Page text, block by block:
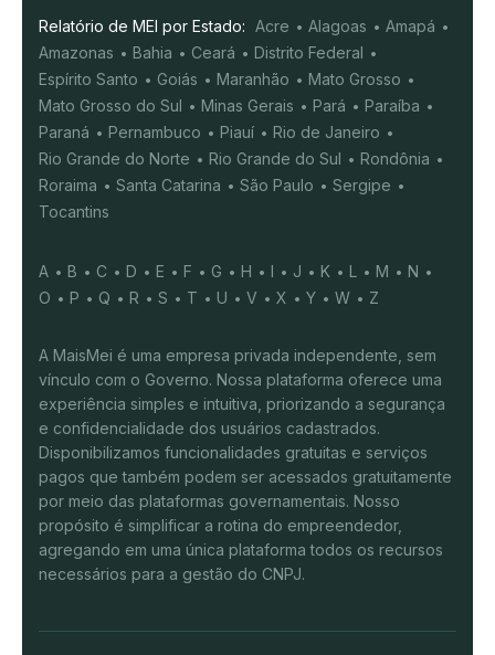
Relatório de MEI por Estado: Acre Alagoas
Amapá
Amazonas
Bahia Ceará
Distrito Federal
Espírito Santo
Goiás Maranhão
Mato Grosso
Mato Grosso do Sul
Minas Gerais Pará
Paraíba
Paraná
Pernambuco Piauí
Rio de Janeiro
Rio Grande do Norte
Rio Grande do Sul
Rondônia
Roraima
Santa Catarina São Paulo
Sergipe
Tocantins
A B C D E F G H I J K L M
N
O
P Q R S T U V X Y W Z
A MaisMei é uma empresa privada independente, sem
vínculo com o Governo. Nossa plataforma oferece uma
experiência simples e intuitiva, priorizando a segurança
e confidencialidade dos usuários cadastrados.
Disponibilizamos funcionalidades gratuitas e serviços
pagos que também podem ser acessados gratuitamente
por meio das plataformas governamentais. Nosso
propósito é simplificar a rotina do empreendedor,
agregando em uma única plataforma todos os recursos
necessários para a gestão do CNPJ.